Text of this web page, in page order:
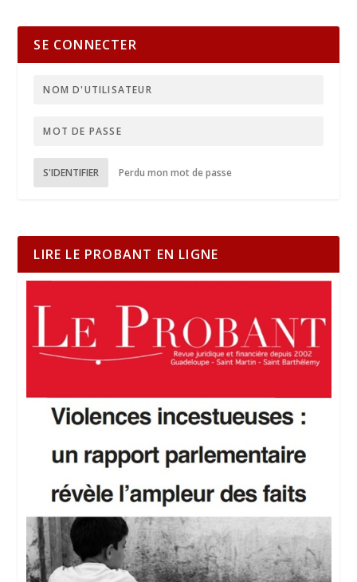
SE CONNECTER
S'IDENTIFIER Perdu mon mot de passe
LIRE LE PROBANT EN LIGNE